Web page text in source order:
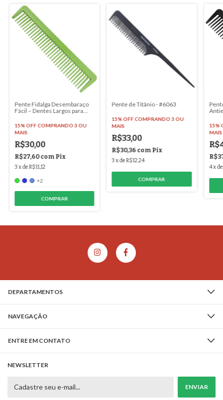
Pente Fidalga Desembaraço
Fácil – Dentes Largos para
#6086
15% OFFCOMPRANDO 3 OU
MAIS
R$30,00
R$27,60com Pix
3xdeR$11,12
+2
COMPRAR
Pente de Titânio - #6063
15% OFF COMPRANDO 3 OU
MAIS
R$33,00
R$30,36 com Pix
3 xdeR$12,24
15%
MAIS
4x
DEPARTAMENTOS
NAVEGAÇÃO
ENTRE EM CONTATO
NEWSLETTER